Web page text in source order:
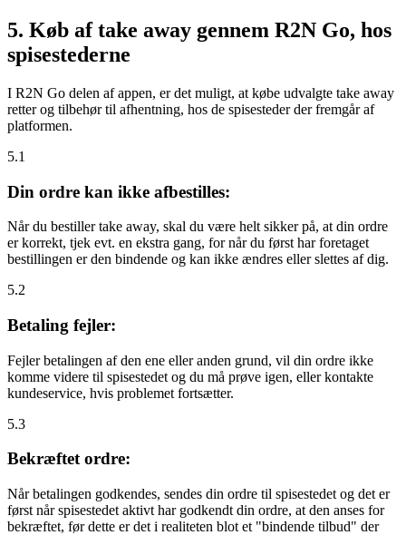
5. Køb af take away gennem R2N Go, hos
spisestederne
I R2N Go delen af appen, er det muligt, at købe udvalgte take away
retter og tilbehør til afhentning, hos de spisesteder der fremgår af
platformen.
5.1
Din ordre kan ikke afbestilles:
Når du bestiller take away, skal du være helt sikker på, at din ordre
er korrekt, tjek evt. en ekstra gang, for når du først har foretaget
bestillingen er den bindende og kan ikke ændres eller slettes af dig.
5.2
Betaling fejler:
Fejler betalingen af den ene eller anden grund, vil din ordre ikke
komme videre til spisestedet og du må prøve igen, eller kontakte
kundeservice, hvis problemet fortsætter.
5.3
Bekræftet ordre:
Når betalingen godkendes, sendes din ordre til spisestedet og det er
først når spisestedet aktivt har godkendt din ordre, at den anses for
bekræftet, før dette er det i realiteten blot et "bindende tilbud" der